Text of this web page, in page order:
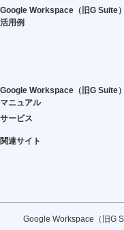
Google Workspace（旧G Suite）
活用例
Google Workspace（旧G Suite）
マニュアル
サービス
関連サイト
Google Workspace（旧G